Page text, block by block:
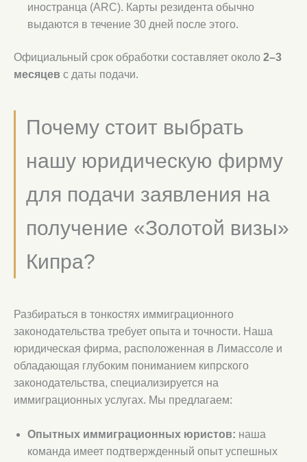
иностранца (ARC). Карты резидента обычно
выдаются в течение 30 дней после этого.
Официальный срок обработки составляет около 2–3
месяцев с даты подачи.
Почему стоит выбрать
нашу юридическую фирму
для подачи заявления на
получение «Золотой визы»
Кипра?
Разбираться в тонкостях иммиграционного
законодательства требует опыта и точности. Наша
юридическая фирма, расположенная в Лимассоле и
обладающая глубоким пониманием кипрского
законодательства, специализируется на
иммиграционных услугах. Мы предлагаем:
Опытных иммиграционных юристов: наша
команда имеет подтвержденный опыт успешных